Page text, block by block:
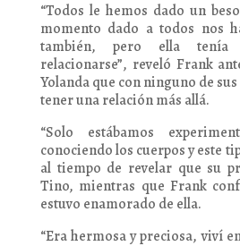
“Todos le hemos dado un
momento dado a todos nos
también, pero ella
relacionarse”, reveló Frank
Yolanda que con ninguno de
tener una relación más allá.
“Solo estábamos
conociendo los cuerpos y este
al tiempo de revelar que su
Tino, mientras que Frank
estuvo enamorado de ella.
“Era hermosa y preciosa, viví